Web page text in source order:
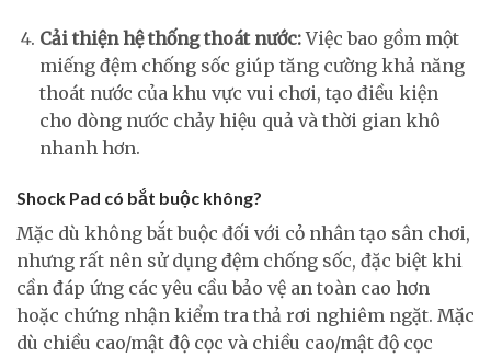
Cải thiện hệ thống thoát nước:Việc bao gồm một
miếng đệm chống sốc giúp tăng cường khả năng
thoát nước của khu vực vui chơi, tạo điều kiện
cho dòng nước chảy hiệu quả và thời gian khô
nhanh hơn.
Shock Pad có bắt buộc không?
Mặc dù không bắt buộc đối với cỏ nhân tạo sân chơi,
nhưng rất nên sử dụng đệm chống sốc, đặc biệt khi
cần đáp ứng các yêu cầu bảo vệ an toàn cao hơn
hoặc chứng nhận kiểm tra thả rơi nghiêm ngặt. Mặc
dù chiều cao/mật độ cọc và chiều cao/mật độ cọc